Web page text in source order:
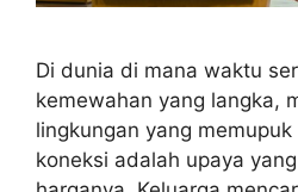
Di dunia di mana waktu
kemewahan yang langka,
lingkungan yang
koneksi adalah upaya